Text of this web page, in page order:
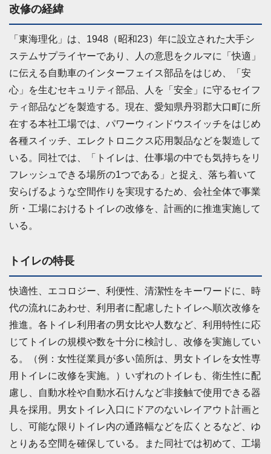
改修の経緯
「東海理化」は、1948（昭和23）年に設立された大手シ
ステムサプライヤーであり、人の意思をクルマに「快適」
に伝える自動車のインターフェイス部品をはじめ、「安
心」を生むセキュリティ部品、人を「安全」に守るセイフ
ティ部品などを製造する。現在、愛知県丹羽郡大口町に所
在する本社工場では、パワーウィンドウスイッチをはじめ
各種スイッチ、エレクトロニクス応用製品などを製造して
いる。同社では、「トイレは、仕事場の中でも気持ちをリ
フレッシュできる場所の1つである」と捉え、落ち着いて
安らげるような空間作りを実現するため、会社全体で事業
所・工場におけるトイレの改修を、計画的に推進実施して
いる。
トイレの特長
快適性、エコロジー、利便性、清潔性をキーワードに、時
代の流れにあわせ、利用者に配慮したトイレへ順次改修を
推進。各トイレ利用者の男女比や人数など、利用特性に応
じてトイレの規模や数を十分に検討し、改修を実施してい
る。（例：女性従業員が多い箇所は、男女トイレを女性専
用トイレに改修を実施。）いずれのトイレも、衛生性に配
慮し、自動水栓や自動水石けんなど非接触で使用できる器
具を採用。男女トイレ入口にドアのないレイアウト計画と
し、可能な限りトイレ内の通路幅などを広くとるなど、ゆ
とりある空間を確保している。また同社では初めて、工場